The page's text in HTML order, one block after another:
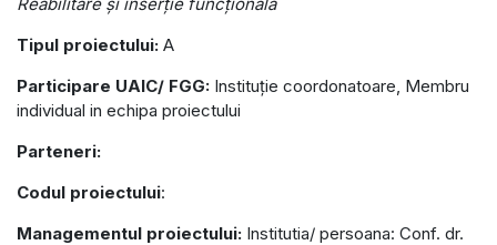
Tipul proiectului: A
Participare UAIC/ FGG: Instituție coordonatoare, Membru
individual in echipa proiectului
Parteneri:
Codul proiectului:
Managementul proiectului: Institutia/ persoana: Conf. dr.